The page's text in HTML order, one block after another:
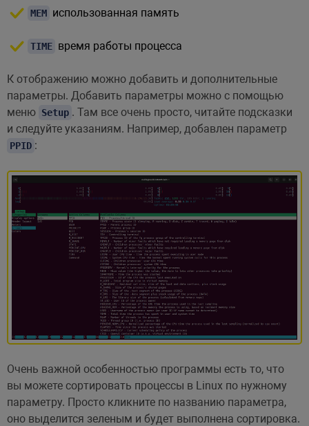
MEM использованная память
TIME время работы процесса
К отображению можно добавить и дополнительные
параметры. Добавить параметры можно с помощью
меню Setup . Там все очень просто, читайте подсказки
и следуйте указаниям. Например, добавлен параметр
PPID :
Очень важной особенностью программы есть то, что
вы можете сортировать процессы в Linux по нужному
параметру. Просто кликните по названию параметра,
оно выделится зеленым и будет выполнена сортировка.